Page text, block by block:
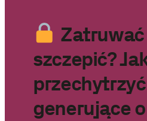
Zatruwać
szczepić?
generujące